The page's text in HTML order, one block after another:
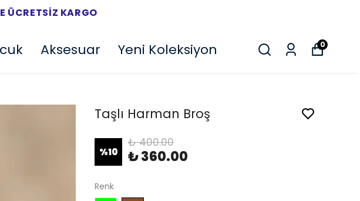
ÜCRETSIZ KARGO
Aksesuar Yeni Koleksiyon 0
Taşlı Harman Broş
%10
₺ 400.00
₺ 360.00
Renk